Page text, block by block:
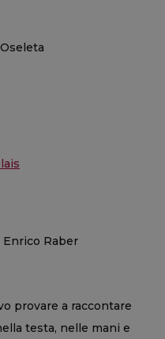
Enrico Raber
provare a raccontare
testa, nelle mani e